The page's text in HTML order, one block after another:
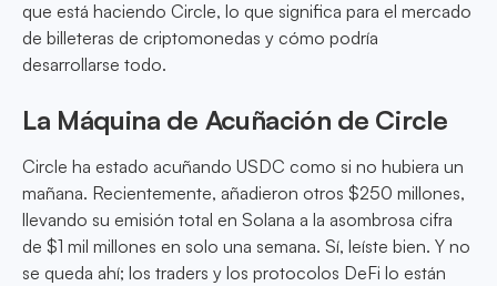
que está haciendo Circle, lo que significa para el mercado
de billeteras de criptomonedas y cómo podría
desarrollarse todo.
La Máquina de Acuñación de Circle
Circle ha estado acuñando USDC como si no hubiera un
mañana. Recientemente, añadieron otros $250 millones,
llevando su emisión total en Solana a la asombrosa cifra
de $1 mil millones en solo una semana. Sí, leíste bien. Y no
se queda ahí; los traders y los protocolos DeFi lo están